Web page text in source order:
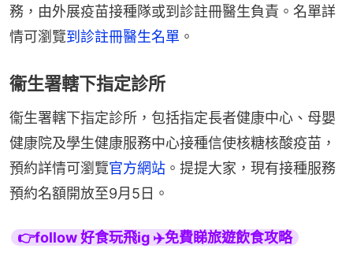
務，由外展疫苗接種隊或到診註冊醫生負責。名單詳
情可瀏覽到診註冊醫生名單 。
衞生署轄下指定診所
衞生署轄下指定診所，包括指定長者健康中心、母嬰
健康院及學生健康服務中心接種信使核糖核酸疫苗，
預約詳情可瀏覽官方網站 。提提大家，現有接種服務
預約名額開放至9月5日。
👉follow 好食玩飛ig ✈️免費睇旅遊飲食攻略